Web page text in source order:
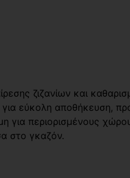
ζιζανίων και
εύκολη αποθήκευση,
για περιορισμένους
στο γκαζόν.